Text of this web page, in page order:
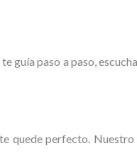
guía paso a paso,
quede perfecto.